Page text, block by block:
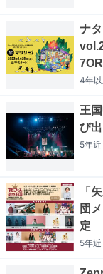
ナ
4年
王
び
5年近
「
団
定
5年近